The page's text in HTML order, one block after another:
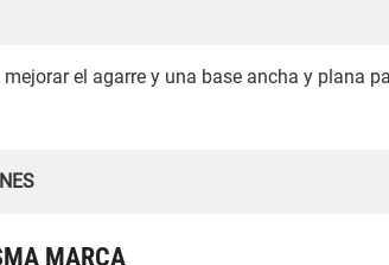
el agarre y una base ancha y plana
MARCA